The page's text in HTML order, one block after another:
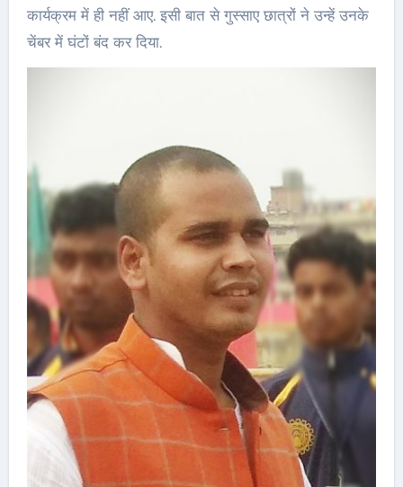
कार्यक्रम में ही नहीं आए. इसी बात से गुस्साए छात्रों ने उन्हें उनके
चेंबर में घंटों बंद कर दिया.